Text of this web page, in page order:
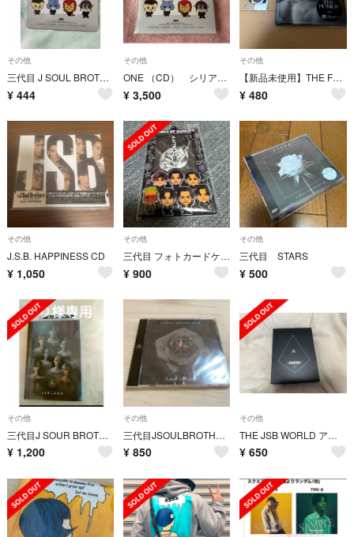
その他
三代目 J SOUL BROTHERS MINIALBUM『ONE』 会場限定
¥ 444
その他
ONE （CD） シリアルコード付き
¥ 3,500
その他
【新品未使用】THE FUSION CD ØMI トレカ
¥ 480
その他
J.S.B. HAPPINESS CD
¥ 1,050
その他
三代目 フォトカードケース
¥ 900
その他
三代目 STARS
¥ 500
その他
三代目J SOUR BROTHERS スマプラ☆週末限定価格
¥ 1,200
その他
三代目JSOULBROTHERS Land of Promise
¥ 850
その他
THE JSB WORLD アルバム
¥ 650